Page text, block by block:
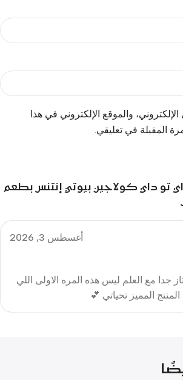
تو داي كولاجين بيوتي إنتنس بطعم
أغسطس 3, 2026
جدا مع العلم ليس هذه المره الاولى اللي
المميز تحياتي 💕
والموقع الإلكتروني في هذا
المقبلة في تعليقي.